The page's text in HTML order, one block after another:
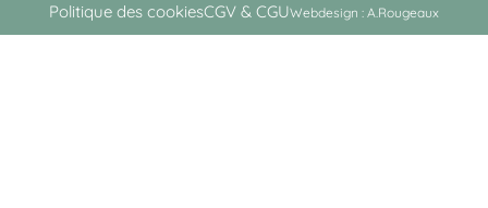
Politique des cookiesCGV & CGUWebdesign : A.Rougeaux